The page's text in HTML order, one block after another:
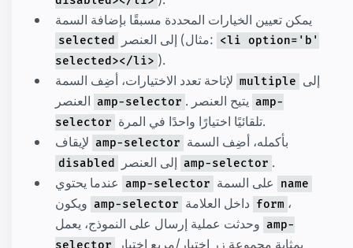
يمكن تعيين الخيارات المحددة مسبقًا بإضافة السمة
selected إلى العنصر (مثال: <li option='b'
selected></li> ).
multiple
amp-selector
amp-
selector
تلقائيًا اختيارًا واحدًا في المرة.
amp-selector بأكمله، أضِف السمة
disabled amp-selector .
amp-selector name
amp-selector form ،
amp-